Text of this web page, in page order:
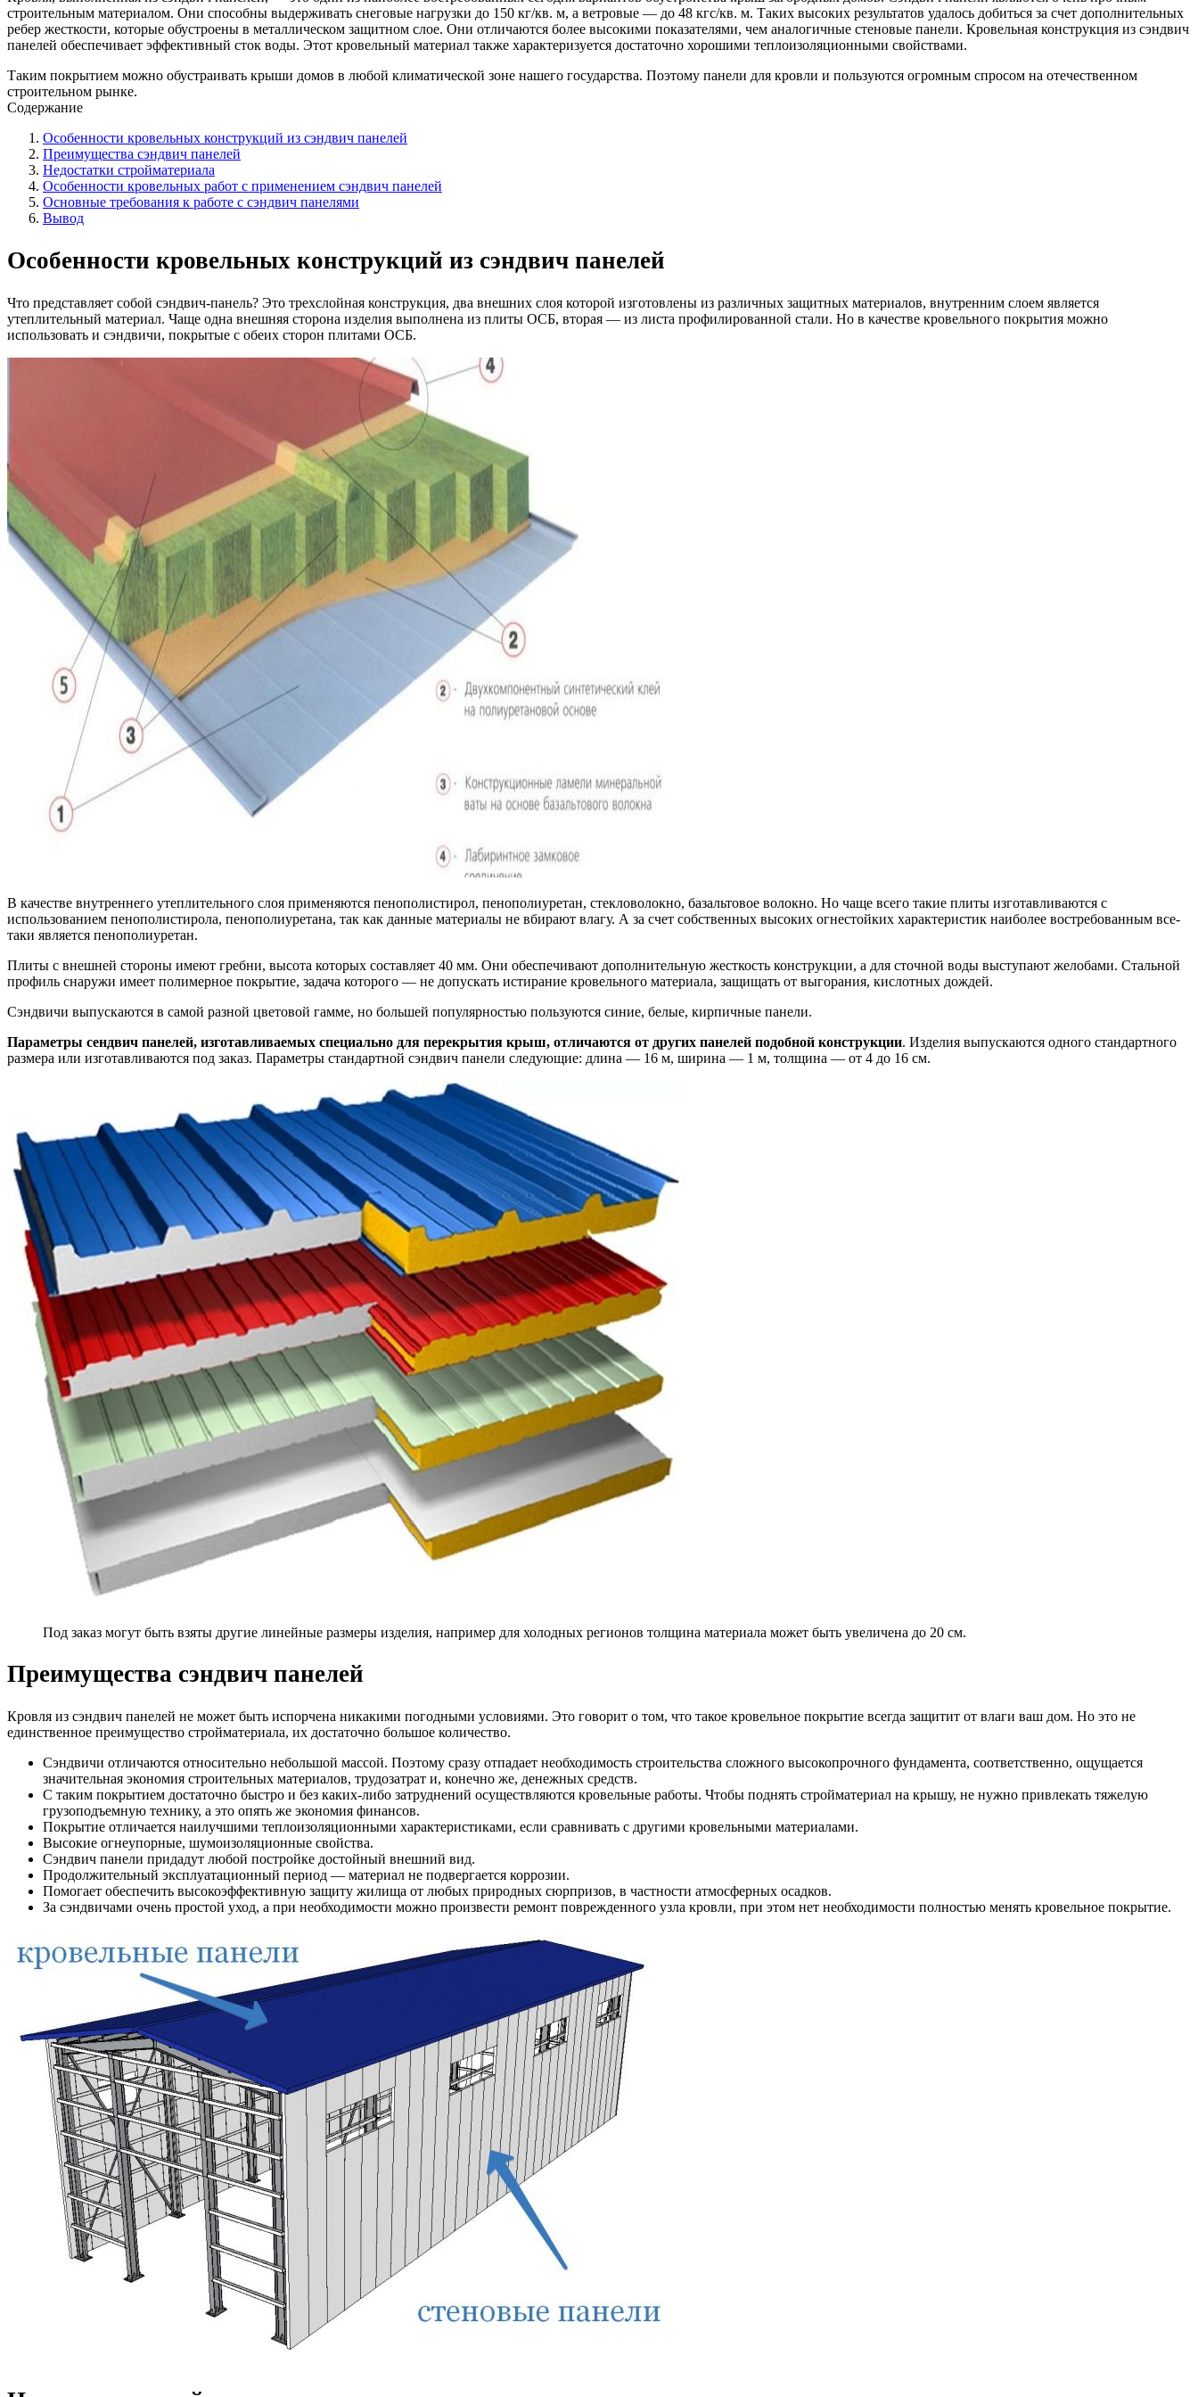
строительным материалом. Они способны выдерживать снеговые нагрузки до 150 кг/кв. м, а ветровые — до 48 кгс/кв. м. Таких высоких результатов удалось добиться за счет дополнительных
ребер жесткости, которые обустроены в металлическом защитном слое. Они отличаются более высокими показателями, чем аналогичные стеновые панели. Кровельная конструкция из сэндвич
панелей обеспечивает эффективный сток воды. Этот кровельный материал также характеризуется достаточно хорошими теплоизоляционными свойствами.
Таким покрытием можно обустраивать крыши домов в любой климатической зоне нашего государства. Поэтому панели для кровли и пользуются огромным спросом на отечественном
строительном рынке.
Содержание
Особенности кровельных конструкций из сэндвич панелей
Преимущества сэндвич панелей
Недостатки стройматериала
Особенности кровельных работ с применением сэндвич панелей
Основные требования к работе с сэндвич панелями
Вывод
Особенности кровельных конструкций из сэндвич панелей
Что представляет собой сэндвич-панель? Это трехслойная конструкция, два внешних слоя которой изготовлены из различных защитных материалов, внутренним слоем является
утеплительный материал. Чаще одна внешняя сторона изделия выполнена из плиты ОСБ, вторая — из листа профилированной стали. Но в качестве кровельного покрытия можно
использовать и сэндвичи, покрытые с обеих сторон плитами ОСБ.
В качестве внутреннего утеплительного слоя применяются пенополистирол, пенополиуретан, стекловолокно, базальтовое волокно. Но чаще всего такие плиты изготавливаются с
использованием пенополистирола, пенополиуретана, так как данные материалы не вбирают влагу. А за счет собственных высоких огнестойких характеристик наиболее востребованным все-
таки является пенополиуретан.
Плиты с внешней стороны имеют гребни, высота которых составляет 40 мм. Они обеспечивают дополнительную жесткость конструкции, а для сточной воды выступают желобами. Стальной
профиль снаружи имеет полимерное покрытие, задача которого — не допускать истирание кровельного материала, защищать от выгорания, кислотных дождей.
Сэндвичи выпускаются в самой разной цветовой гамме, но большей популярностью пользуются синие, белые, кирпичные панели.
Параметры сендвич панелей, изготавливаемых специально для перекрытия крыш, отличаются от других панелей подобной конструкции. Изделия выпускаются одного стандартного
размера или изготавливаются под заказ. Параметры стандартной сэндвич панели следующие: длина — 16 м, ширина — 1 м, толщина — от 4 до 16 см.
Под заказ могут быть взяты другие линейные размеры изделия, например для холодных регионов толщина материала может быть увеличена до 20 см.
Преимущества сэндвич панелей
Кровля из сэндвич панелей не может быть испорчена никакими погодными условиями. Это говорит о том, что такое кровельное покрытие всегда защитит от влаги ваш дом. Но это не
единственное преимущество стройматериала, их достаточно большое количество.
Сэндвичи отличаются относительно небольшой массой. Поэтому сразу отпадает необходимость строительства сложного высокопрочного фундамента, соответственно, ощущается
значительная экономия строительных материалов, трудозатрат и, конечно же, денежных средств.
С таким покрытием достаточно быстро и без каких-либо затруднений осуществляются кровельные работы. Чтобы поднять стройматериал на крышу, не нужно привлекать тяжелую
грузоподъемную технику, а это опять же экономия финансов.
Покрытие отличается наилучшими теплоизоляционными характеристиками, если сравнивать с другими кровельными материалами.
Высокие огнеупорные, шумоизоляционные свойства.
Сэндвич панели придадут любой постройке достойный внешний вид.
Продолжительный эксплуатационный период — материал не подвергается коррозии.
Помогает обеспечить высокоэффективную защиту жилища от любых природных сюрпризов, в частности атмосферных осадков.
За сэндвичами очень простой уход, а при необходимости можно произвести ремонт поврежденного узла кровли, при этом нет необходимости полностью менять кровельное покрытие.